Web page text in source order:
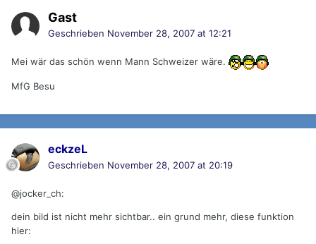
Gast
Geschrieben November 28, 2007 at 12:21
Mei wär das schön wenn Mann Schweizer wäre.
MfG Besu
eckzeL
Geschrieben November 28, 2007 at 20:19
@jocker_ch:
dein bild ist nicht mehr sichtbar.. ein grund mehr, diese funktion
hier: